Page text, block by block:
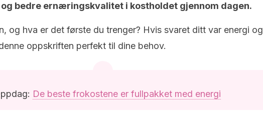
bedre ernæringskvalitet i kostholdet gjennom dagen.
og hva er det første du trenger? Hvis svaret ditt var energi og
oppskriften perfekt til dine behov.
De beste frokostene er fullpakket med energi